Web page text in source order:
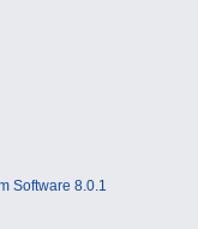
Software 8.0.1